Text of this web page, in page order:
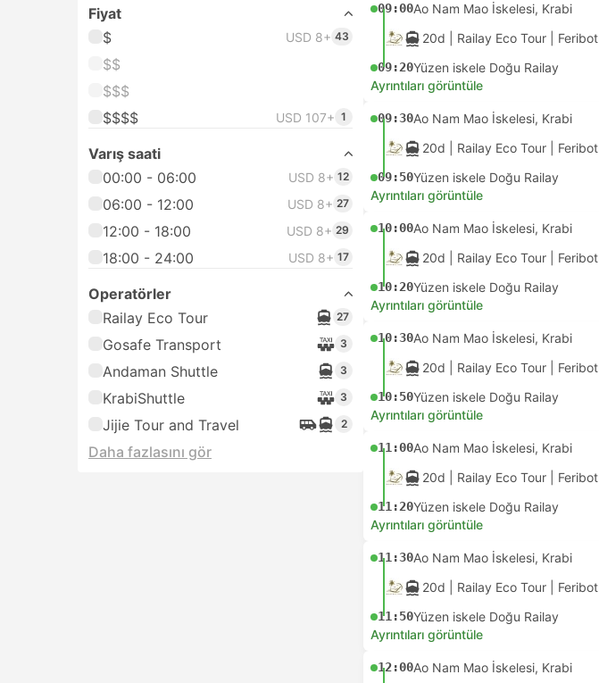
Fiyat
$
USD 8+ 43
$$
$$$
$$$$
USD 107+ 1
Varış saati
00:00 - 06:00
USD 8+ 12
06:00 - 12:00 USD 8+ 27
12:00 - 18:00 USD 8+ 29
18:00 - 24:00 USD 8+ 17
Operatörler
Railay Eco Tour
27
Gosafe Transport 3
Andaman Shuttle 3
KrabiShuttle 3
Jijie Tour and Travel 2
Daha fazlasını gör
09:00Ao Nam Mao İskelesi, Krabi
20d | Railay Eco Tour Feribot
09:20Yüzen iskele Doğu Railay
Ayrıntıları görüntüle
09:30Ao Nam Mao İskelesi, Krabi
20d | Railay Eco Tour Feribot
09:50Yüzen iskele Doğu Railay
Ayrıntıları görüntüle
10:00Ao Nam Mao İskelesi, Krabi
20d | Railay Eco Tour Feribot
10:20Yüzen iskele Doğu Railay
Ayrıntıları görüntüle
10:30Ao Nam Mao İskelesi, Krabi
20d | Railay Eco Tour Feribot
10:50Yüzen iskele Doğu Railay
Ayrıntıları görüntüle
11:00Ao Nam Mao İskelesi, Krabi
20d | Railay Eco Tour Feribot
11:20Yüzen iskele Doğu Railay
Ayrıntıları görüntüle
11:30Ao Nam Mao İskelesi, Krabi
20d | Railay Eco Tour Feribot
11:50Yüzen iskele Doğu Railay
Ayrıntıları görüntüle
12:00Ao Nam Mao İskelesi, Krabi